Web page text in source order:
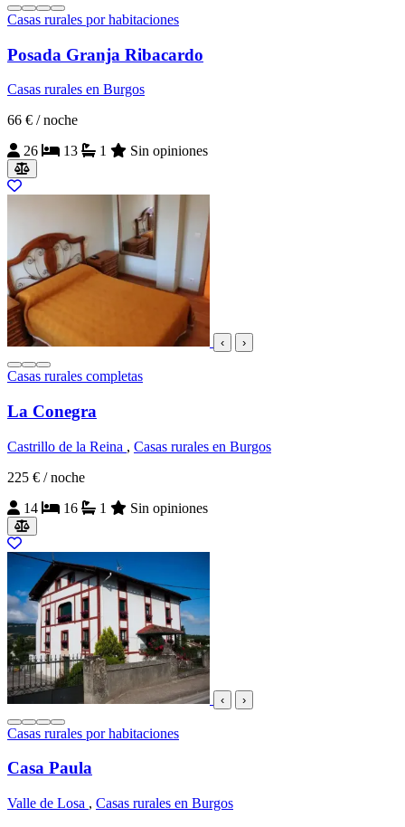
Casas rurales por habitaciones
Posada Granja Ribacardo
Casas rurales en Burgos
66 € / noche
26
13 1 Sin opiniones
‹ ›
Casas rurales completas
La Conegra
Castrillo de la Reina , Casas rurales en Burgos
225 € / noche
14
16 1 Sin opiniones
‹ ›
Casas rurales por habitaciones
Casa Paula
Valle de Losa , Casas rurales en Burgos